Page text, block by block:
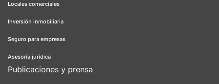
Locales comerciales
Inversión inmobiliaria
Seguro para empresas
Asesoría jurídica
Publicaciones y prensa